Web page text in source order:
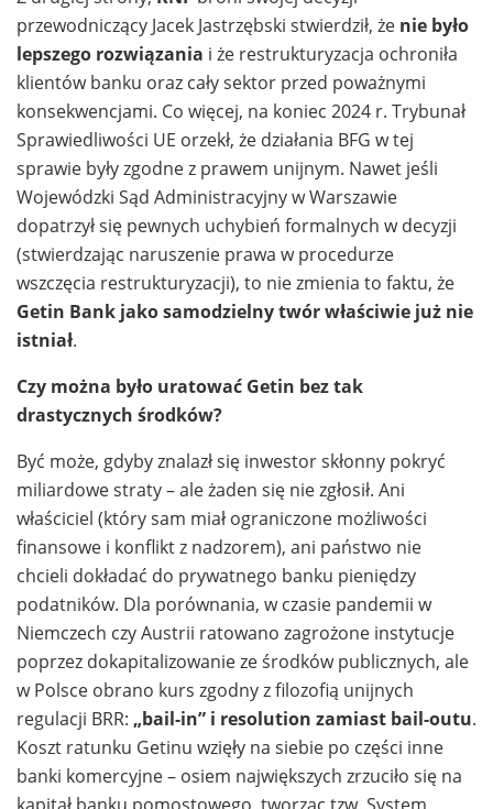
przewodniczący Jacek Jastrzębski stwierdził, że nie było
lepszego rozwiązania i że restrukturyzacja ochroniła
klientów banku oraz cały sektor przed poważnymi
konsekwencjami. Co więcej, na koniec 2024 r. Trybunał
Sprawiedliwości UE orzekł, że działania BFG w tej
sprawie były zgodne z prawem unijnym. Nawet jeśli
Wojewódzki Sąd Administracyjny w Warszawie
dopatrzył się pewnych uchybień formalnych w decyzji
(stwierdzając naruszenie prawa w procedurze
wszczęcia restrukturyzacji), to nie zmienia to faktu, że
Getin Bank jako samodzielny twór właściwie już nie
istniał.
Czy można było uratować Getin bez tak
drastycznych środków?
Być może, gdyby znalazł się inwestor skłonny pokryć
miliardowe straty – ale żaden się nie zgłosił. Ani
właściciel (który sam miał ograniczone możliwości
finansowe i konflikt z nadzorem), ani państwo nie
chcieli dokładać do prywatnego banku pieniędzy
podatników. Dla porównania, w czasie pandemii w
Niemczech czy Austrii ratowano zagrożone instytucje
poprzez dokapitalizowanie ze środków publicznych, ale
w Polsce obrano kurs zgodny z filozofią unijnych
regulacji BRR: „bail-in” i resolution zamiast bail-outu.
Koszt ratunku Getinu wzięły na siebie po części inne
banki komercyjne – osiem największych zrzuciło się na
kapitał banku pomostowego, tworząc tzw. System